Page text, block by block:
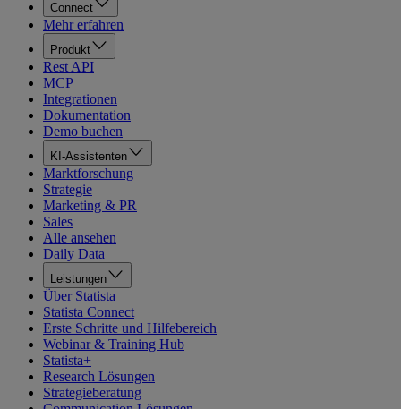
Connect
Mehr erfahren
Produkt
Rest API
MCP
Integrationen
Dokumentation
Demo buchen
KI-Assistenten
Marktforschung
Strategie
Marketing & PR
Sales
Alle ansehen
Daily Data
Leistungen
Über Statista
Statista Connect
Erste Schritte und Hilfebereich
Webinar & Training Hub
Statista+
Research Lösungen
Strategieberatung